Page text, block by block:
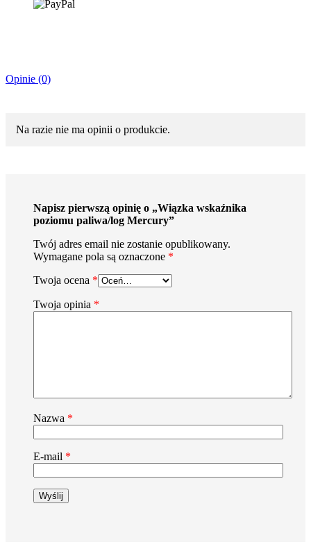
Opinie (0)
Na razie nie ma opinii o produkcie.
Napisz pierwszą opinię o „Wiązka wskaźnika
poziomu paliwa/log Mercury”
Twój adres email nie zostanie opublikowany.
Wymagane pola są oznaczone *
Twoja ocena *
Twoja opinia *
Nazwa *
E-mail *